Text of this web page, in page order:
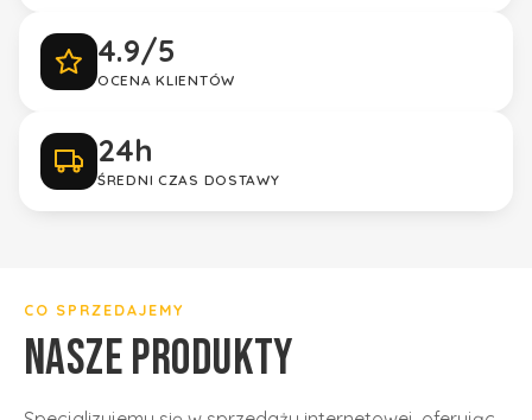
4.9/5
OCENA KLIENTÓW
24h
ŚREDNI CZAS DOSTAWY
tylko sprawdzone marki
CO SPRZEDAJEMY
NASZE PRODUKTY